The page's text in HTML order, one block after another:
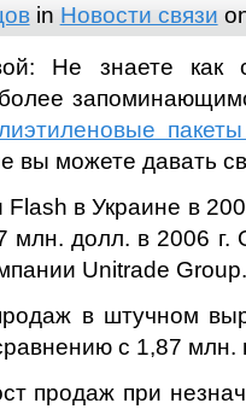
in Новости связи
Не знаете как
вы можете давать
в Украине в
млн. долл. в 2006 г.
Unitrade Group.
в штучном
с 1,87 млн.
продаж при